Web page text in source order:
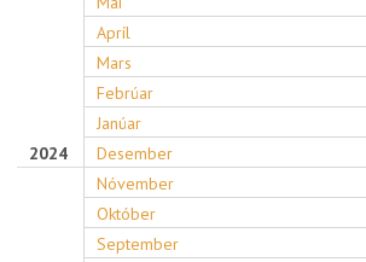
Apríl
Mars
Febrúar
Janúar
2024
Desember
Nóvember
Október
September